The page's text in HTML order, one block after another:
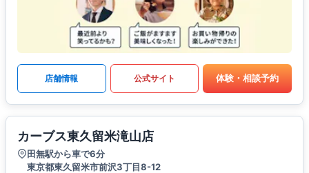
店舗情報 公式サイト 体験・相談予約
カーブス東久留米滝山店
田無駅から車で6分
東京都東久留米市前沢3丁目8-12